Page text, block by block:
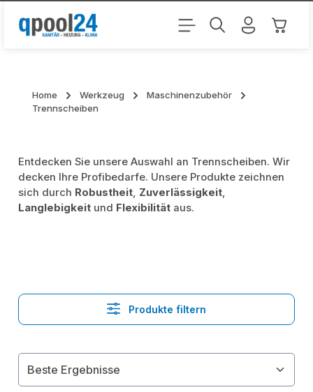
Zum Hauptinhalt springen
Home Werkzeug
Maschinenzubehör
Trennscheiben
Entdecken Sie unsere Auswahl an Trennscheiben. Wir
decken Ihre Profibedarfe. Unsere Produkte zeichnen
sich durch Robustheit, Zuverlässigkeit,
Langlebigkeit und Flexibilität aus.
Produkte filtern